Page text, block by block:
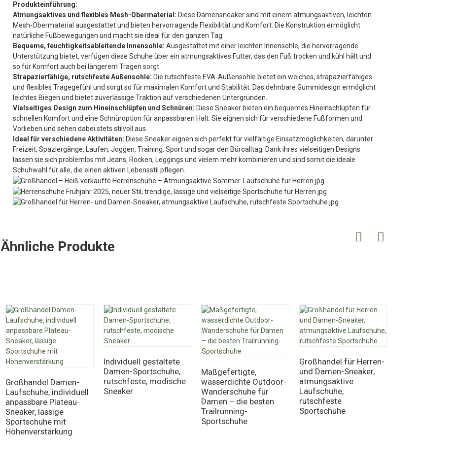
Produkteinführung:
Atmungsaktives und flexibles Mesh-Obermaterial: Diese Damensneaker sind mit einem atmungsaktiven, leichten
Mesh-Obermaterial ausgestattet und bieten hervorragende Flexibilität und Komfort. Die Konstruktion ermöglicht
natürliche Fußbewegungen und macht sie ideal für den ganzen Tag.
Bequeme, feuchtigkeitsableitende Innensohle: Ausgestattet mit einer leichten Innensohle, die hervorragende
Unterstützung bietet, verfügen diese Schuhe über ein atmungsaktives Futter, das den Fuß trocken und kühl hält und
so für Komfort auch bei längerem Tragen sorgt.
Strapazierfähige, rutschfeste Außensohle: Die rutschfeste EVA-Außensohle bietet ein weiches, strapazierfähiges
und flexibles Tragegefühl und sorgt so für maximalen Komfort und Stabilität. Das dehnbare Gummidesign ermöglicht
leichtes Biegen und bietet zuverlässige Traktion auf verschiedenen Untergründen.
Vielseitiges Design zum Hineinschlüpfen und Schnüren: Diese Sneaker bieten ein bequemes Hineinschlüpfen für
schnellen Komfort und eine Schnüroption für anpassbaren Halt. Sie eignen sich für verschiedene Fußformen und
Vorlieben und sehen dabei stets stilvoll aus.
Ideal für verschiedene Aktivitäten: Diese Sneaker eignen sich perfekt für vielfältige Einsatzmöglichkeiten, darunter
Freizeit, Spaziergänge, Laufen, Joggen, Training, Sport und sogar den Büroalltag. Dank ihres vielseitigen Designs
lassen sie sich problemlos mit Jeans, Röcken, Leggings und vielem mehr kombinieren und sind somit die ideale
Schuhwahl für alle, die einen aktiven Lebensstil pflegen.
Ähnliche Produkte
Großhandel Damen-
Laufschuhe, individuell
anpassbare Plateau-
Sneaker, lässige
Sportschuhe mit
Höhenverstärkung
Individuell gestaltete
Damen-Sportschuhe,
rutschfeste, modische
Sneaker
Maßgefertigte,
wasserdichte Outdoor-
Wanderschuhe für
Damen – die besten
Trailrunning-
Sportschuhe
Großhandel für Herren-
und Damen-Sneaker,
atmungsaktive
Laufschuhe,
rutschfeste
Sportschuhe